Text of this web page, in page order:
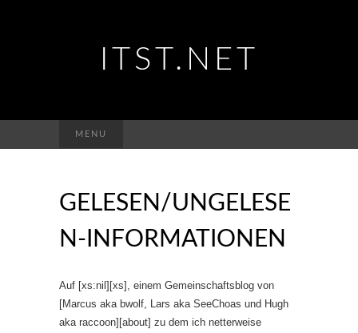
ITST.NET
MENU
nach:
GELESEN/UNGELESE
N-INFORMATIONEN
Auf [xs:nil][xs], einem Gemeinschaftsblog von
[Marcus aka bwolf, Lars aka SeeChoas und Hugh
aka raccoon][about] zu dem ich netterweise